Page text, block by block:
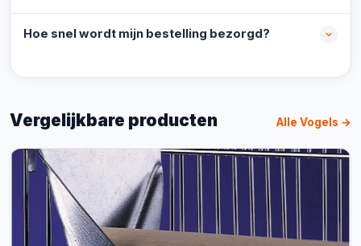
Hoe snel wordt mijn bestelling bezorgd?
Vergelijkbare producten Alle Vogels →